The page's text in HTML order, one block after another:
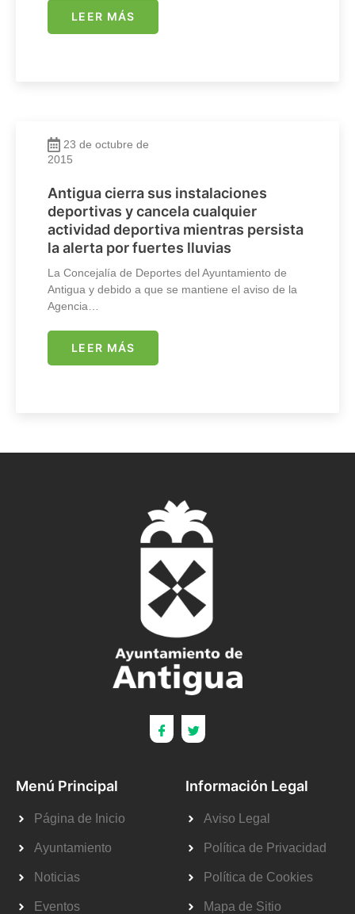
LEER MÁS
23 de octubre de
2015
Antigua cierra sus instalaciones
deportivas y cancela cualquier
actividad deportiva mientras persista
la alerta por fuertes lluvias
La Concejalía de Deportes del Ayuntamiento de
Antigua y debido a que se mantiene el aviso de la
Agencia…
LEER MÁS
Menú Principal
Página de Inicio
Ayuntamiento
Noticias
Eventos
Información Legal
Aviso Legal
Política de Privacidad
Política de Cookies
Mapa de Sitio